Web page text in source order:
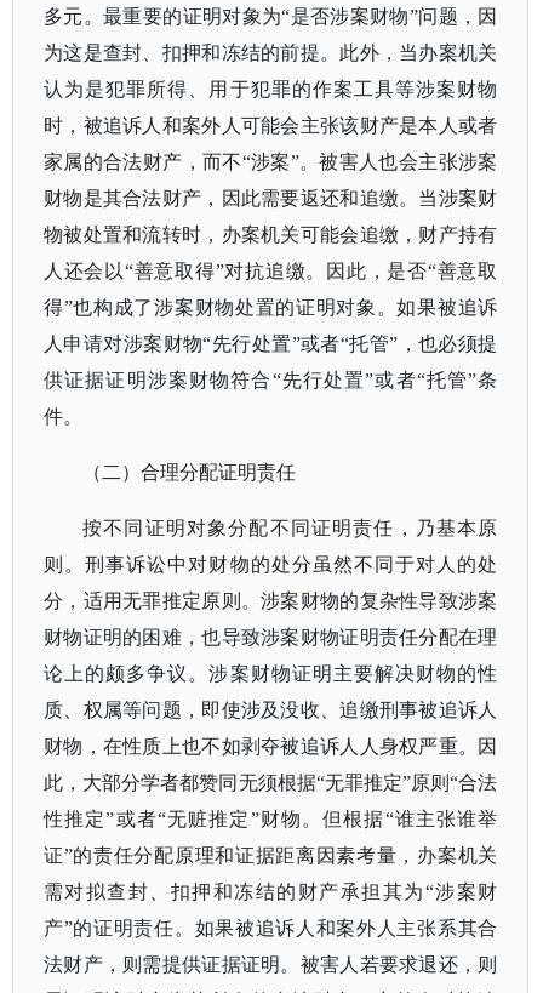
多元。最重要的证明对象为“是否涉案财物”问题，因
为这是查封、扣押和冻结的前提。此外，当办案机关
认为是犯罪所得、用于犯罪的作案工具等涉案财物
时，被追诉人和案外人可能会主张该财产是本人或者
家属的合法财产，而不“涉案”。被害人也会主张涉案
财物是其合法财产，因此需要返还和追缴。当涉案财
物被处置和流转时，办案机关可能会追缴，财产持有
人还会以“善意取得”对抗追缴。因此，是否“善意取
得”也构成了涉案财物处置的证明对象。如果被追诉
人申请对涉案财物“先行处置”或者“托管”，也必须提
供证据证明涉案财物符合“先行处置”或者“托管”条
件。
（二）合理分配证明责任
按不同证明对象分配不同证明责任，乃基本原
则。刑事诉讼中对财物的处分虽然不同于对人的处
分，适用无罪推定原则。涉案财物的复杂性导致涉案
财物证明的困难，也导致涉案财物证明责任分配在理
论上的颇多争议。涉案财物证明主要解决财物的性
质、权属等问题，即使涉及没收、追缴刑事被追诉人
财物，在性质上也不如剥夺被追诉人人身权严重。因
此，大部分学者都赞同无须根据“无罪推定”原则“合法
性推定”或者“无赃推定”财物。但根据“谁主张谁举
证”的责任分配原理和证据距离因素考量，办案机关
需对拟查封、扣押和冻结的财产承担其为“涉案财
产”的证明责任。如果被追诉人和案外人主张系其合
法财产，则需提供证据证明。被害人若要求退还，则